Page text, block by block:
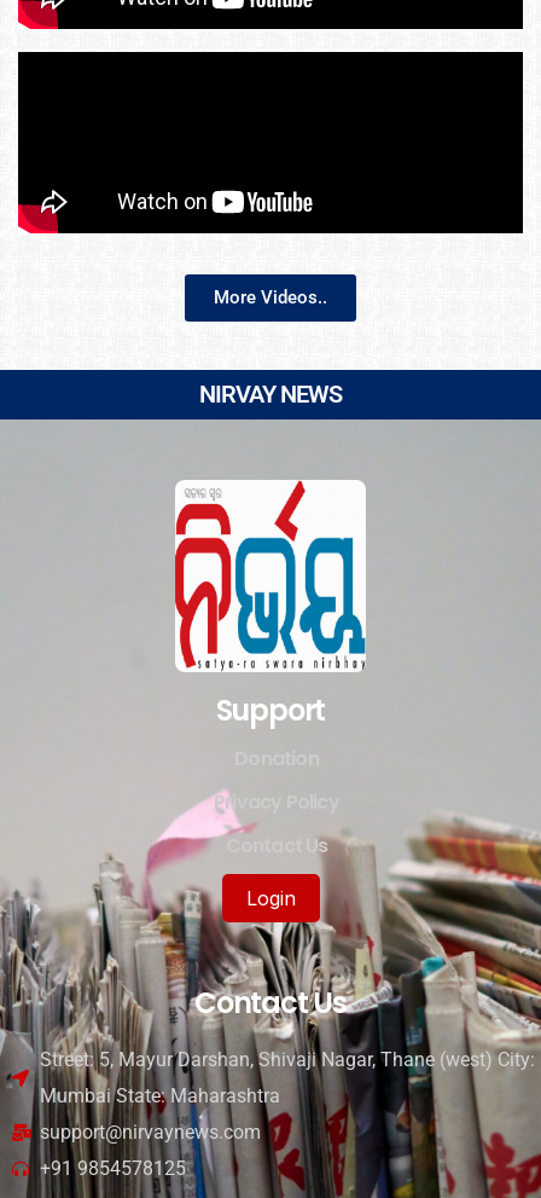
More Videos..
NIRVAY NEWS
Support
Privacy Policy
Contact Us
Login
Contact Us
Street: 5, Mayur Darshan, Shivaji Nagar, Thane (west) City:
Mumbai State: Maharashtra
support@nirvaynews.com
+91 9854578125